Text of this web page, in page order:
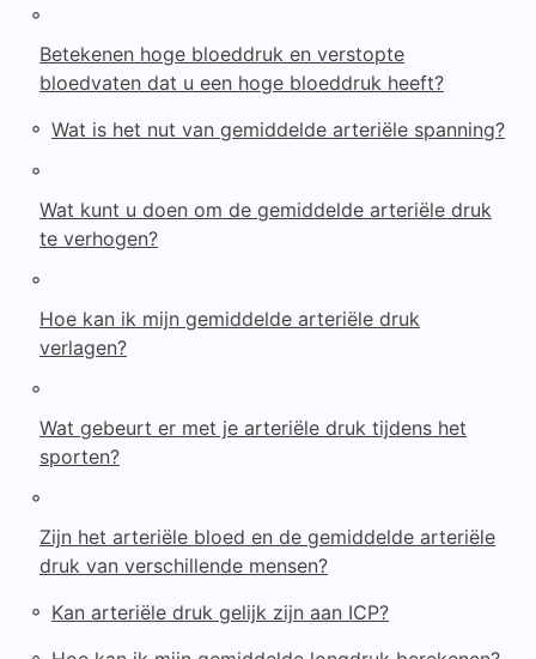
◦
Betekenen hoge bloeddruk en verstopte
bloedvaten dat u een hoge bloeddruk heeft?
◦ Wat is het nut van gemiddelde arteriële spanning?
◦
Wat kunt u doen om de gemiddelde arteriële druk
te verhogen?
◦
Hoe kan ik mijn gemiddelde arteriële druk
verlagen?
◦
Wat gebeurt er met je arteriële druk tijdens het
sporten?
◦
Zijn het arteriële bloed en de gemiddelde arteriële
druk van verschillende mensen?
◦ Kan arteriële druk gelijk zijn aan ICP?